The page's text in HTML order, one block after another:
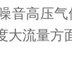
音高压
大流量方